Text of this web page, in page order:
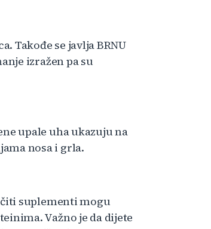
Takođe se javlja BRNU
izražen pa su
upale uha ukazuju na
nosa i grla.
suplementi mogu
Važno je da dijete